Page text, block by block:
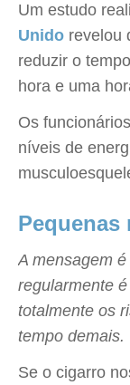
Um estudo
Unido revelou
reduzir o
hora e uma
Os
níveis de
Pequenas
A mensagem
regularmente
totalmente os
tempo demais.
Se o cigarro